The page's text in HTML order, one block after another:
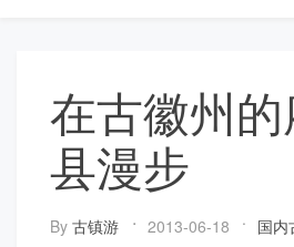
在古徽州
县漫步
By 古镇游 2013-06-18 国内